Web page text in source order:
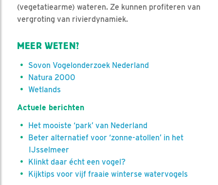
(vegetatiearme) wateren. Ze kunnen profiteren van
vergroting van rivierdynamiek.
MEER WETEN?
Sovon Vogelonderzoek Nederland
Natura 2000
Wetlands
Actuele berichten
Het mooiste ‘park’ van Nederland
Beter alternatief voor ‘zonne-atollen’ in het
IJsselmeer
Klinkt daar écht een vogel?
Kijktips voor vijf fraaie winterse watervogels